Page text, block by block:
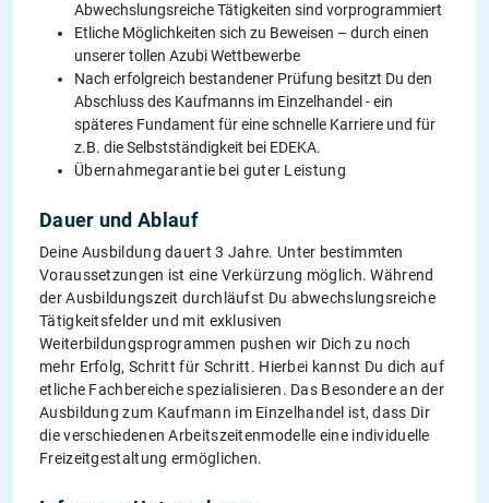
Abwechslungsreiche Tätigkeiten sind vorprogrammiert
Etliche Möglichkeiten sich zu Beweisen – durch einen
unserer tollen Azubi Wettbewerbe
Nach erfolgreich bestandener Prüfung besitzt Du den
Abschluss des Kaufmanns im Einzelhandel - ein
späteres Fundament für eine schnelle Karriere und für
z.B. die Selbstständigkeit bei EDEKA.
Übernahmegarantie bei guter Leistung
Dauer und Ablauf
Deine Ausbildung dauert 3 Jahre. Unter bestimmten
Voraussetzungen ist eine Verkürzung möglich. Während
der Ausbildungszeit durchläufst Du abwechslungsreiche
Tätigkeitsfelder und mit exklusiven
Weiterbildungsprogrammen pushen wir Dich zu noch
mehr Erfolg, Schritt für Schritt. Hierbei kannst Du dich auf
etliche Fachbereiche spezialisieren. Das Besondere an der
Ausbildung zum Kaufmann im Einzelhandel ist, dass Dir
die verschiedenen Arbeitszeitenmodelle eine individuelle
Freizeitgestaltung ermöglichen.